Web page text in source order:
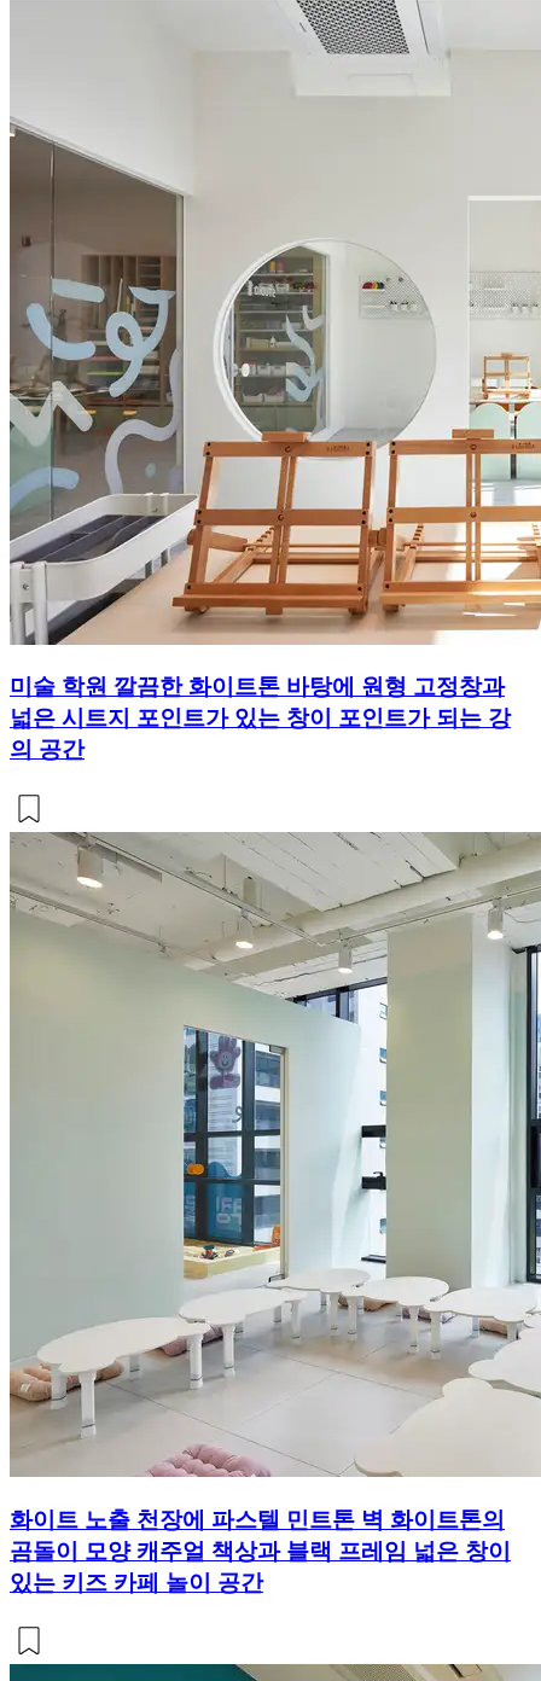
미술 학원 깔끔한 화이트톤 바탕에 원형 고정창과
넓은 시트지 포인트가 있는 창이 포인트가 되는 강
의 공간
화이트 노출 천장에 파스텔 민트톤 벽 화이트톤의
곰돌이 모양 캐주얼 책상과 블랙 프레임 넓은 창이
있는 키즈 카페 놀이 공간